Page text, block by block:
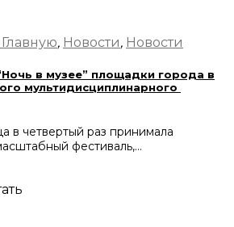
, Новости, Новости
в музее” площадки города в
мультидисциплинарного
в четвертый раз принимала
фестиваль,…